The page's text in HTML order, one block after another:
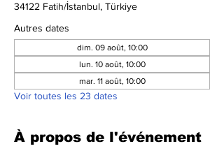
34122 Fatih/İstanbul, Türkiye
Autres dates
dim. 09 août, 10:00
lun. 10 août, 10:00
mar. 11 août, 10:00
Voir toutes les 23 dates
À propos de l'événement